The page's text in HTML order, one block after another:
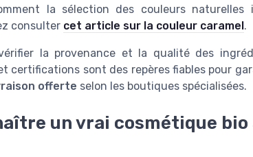
la sélection des couleurs naturelles
consulter cet article sur la couleur caramel.
la provenance et la qualité des
certifications sont des repères fiables pour
offerte selon les boutiques spécialisées.
un vrai cosmétique bio